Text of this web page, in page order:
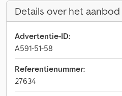
Details over het aanbod
Advertentie-ID:
A591-51-58
Referentienummer:
27634